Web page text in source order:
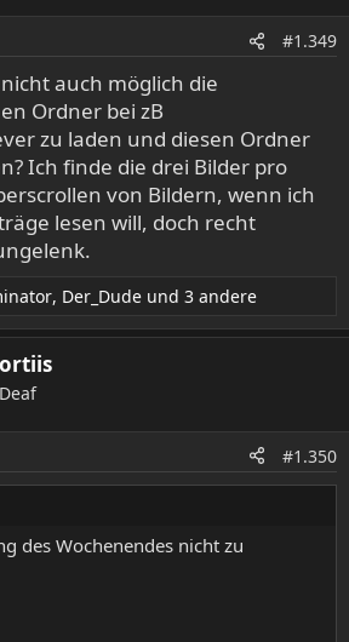
#1.349
auch möglich die
Ordner bei zB
zu laden und diesen Ordner
Ich finde die drei Bilder pro
von Bildern, wenn ich
lesen will, doch recht
, Der_Dude und 3 andere
#1.350
des Wochenendes nicht zu